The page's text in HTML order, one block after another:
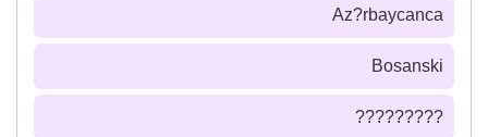
Az?rbaycanca
Bosanski
?????????